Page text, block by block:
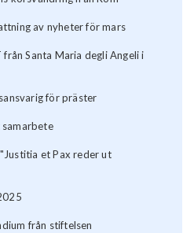
av nyheter för mars
från Santa Maria degli Angeli i
för präster
et Pax reder ut
från stiftelsen